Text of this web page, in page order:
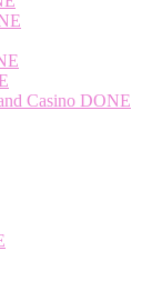
Casino DONE